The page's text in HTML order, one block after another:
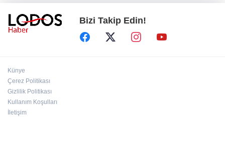
Bursa'da Perseid meteor yağmuru heyecanı:
Işıklar sönecek!
Bizi Takip Edin!
Künye
Çerez Politikası
Gizlilik Politikası
Kullanım Koşulları
İletişim